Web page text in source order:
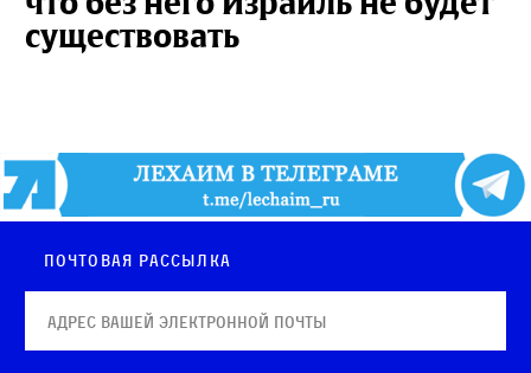
существовать
Почтовая рассылка